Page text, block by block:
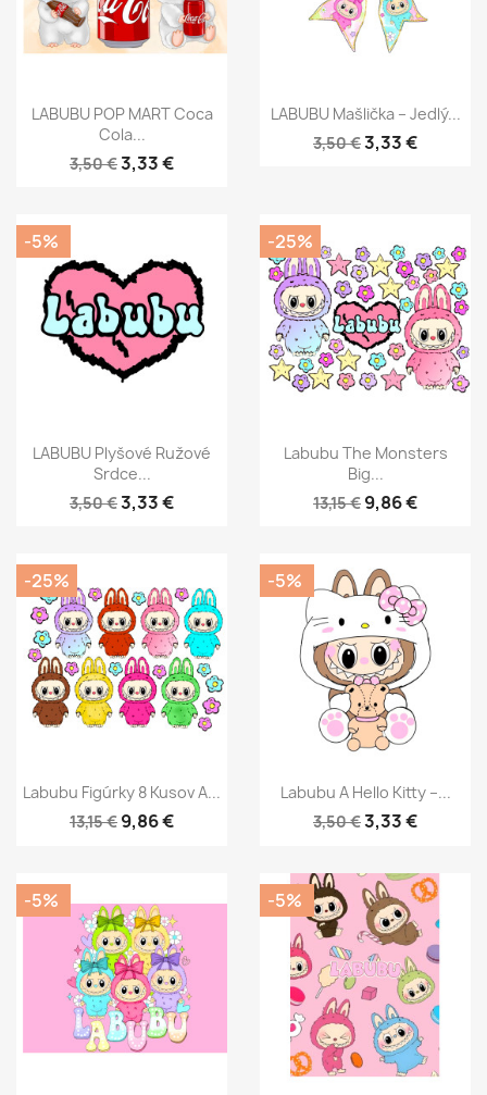
LABUBU POP MART Coca
Cola...
3,50 €3,33 €
LABUBU Mašlička – Jedlý...
3,50 €3,33 €
LABUBU Plyšové Ružové
Srdce...
3,50 €3,33 €
-5%
Labubu The Monsters
Big...
13,15 € 9,86 €
-25%
Labubu Figúrky 8 Kusov A...
13,15 € 9,86 €
-25%
Labubu A Hello Kitty –...
3,50 €3,33 €
-5%
-5% -5%